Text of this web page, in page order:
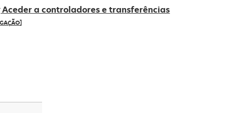
Aceder a controladores e transferências